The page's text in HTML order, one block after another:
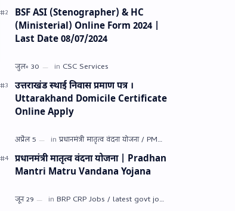
BSF ASI (Stenographer) & HC
(Ministerial) Online Form 2024 |
Last Date 08/07/2024
उत्तराखंड स्थाई निवास प्रमाण पत्र ।
Uttarakhand Domicile Certificate
Online Apply
प्रधानमंत्री मातृत्व वंदना योजना | Pradhan
Mantri Matru Vandana Yojana